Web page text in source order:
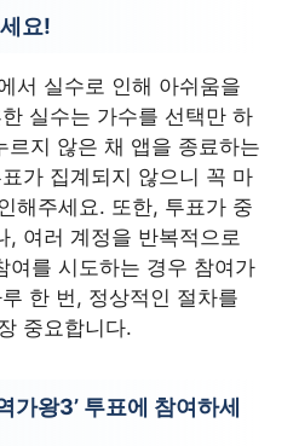
요!
서 실수로 인해 아쉬움을
실수는 가수를 선택만 하
르지 않은 채 앱을 종료하는
가 집계되지 않으니 꼭 마
해주세요. 또한, 투표가 중
, 여러 계정을 반복적으로
여를 시도하는 경우 참여가
한 번, 정상적인 절차를
중요합니다.
가왕3’ 투표에 참여하세